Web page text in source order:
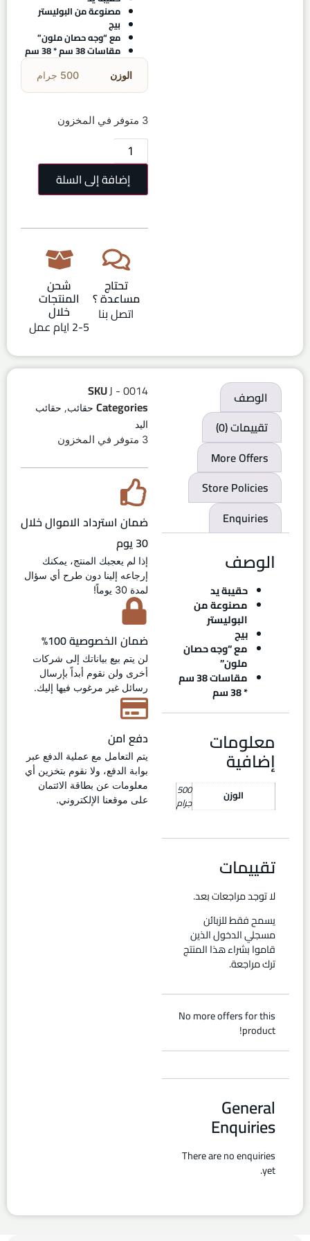
مصنوعة من البوليستر
بيج
مع “وجه حصان ملون”
مقاسات 38 سم * 38 سم
الوزن 500 جرام
3 متوفر في المخزون
إضافة إلى السلة
تحتاج
مساعدة ؟
اتصل بنا
شحن
المنتجات
خلال
2-5 ايام عمل
الوصف
تقييمات (0)
More Offers
Store Policies
Enquiries
الوصف
حقيبة يد
مصنوعة من
البوليستر
بيج
مع “وجه حصان
ملون”
مقاسات 38 سم
* 38 سم
معلومات
إضافية
الوزن 500
جرام
تقييمات
لا توجد مراجعات بعد.
يسمح فقط للزبائن
مسجلي الدخول الذين
قاموا بشراء هذا المنتج
ترك مراجعة.
No more offers for this
product!
General
Enquiries
There are no enquiries
yet.
SKUJ - 0014
Categories حقائب, حقائب
اليد
3 متوفر في المخزون
ضمان استرداد الاموال خلال
30 يوم
إذا لم يعجبك المنتج، يمكنك
إرجاعه إلينا دون طرح أي سؤال
لمدة 30 يوماً!
ضمان الخصوصية 100%
لن يتم بيع بياناتك إلى شركات
أخرى ولن نقوم أبداً بإرسال
رسائل غير مرغوب فيها إليك.
دفع امن
يتم التعامل مع عملية الدفع عبر
بوابة الدفع، ولا نقوم بتخزين أي
معلومات عن بطاقة الائتمان
على موقعنا الإلكتروني.